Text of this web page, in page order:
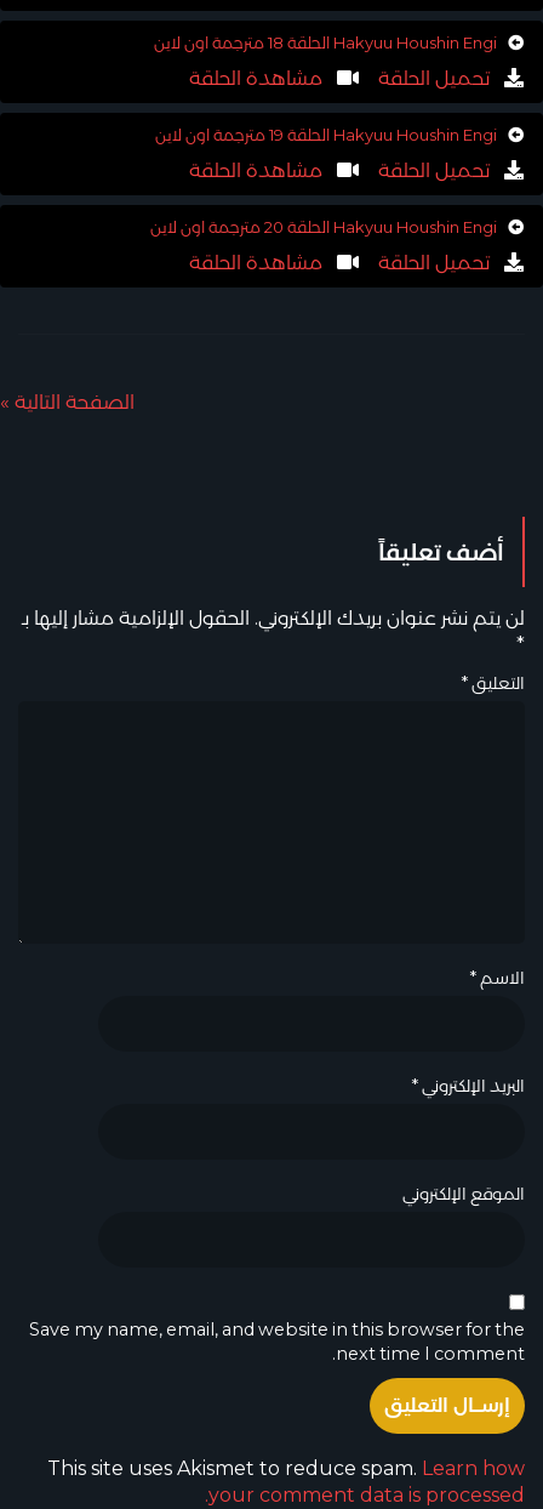
Hakyuu Houshin Engi الحلقة 18 مترجمة اون لاين
تحميل الحلقة مشاهدة الحلقة
Hakyuu Houshin Engi الحلقة 19 مترجمة اون لاين
تحميل الحلقة مشاهدة الحلقة
Hakyuu Houshin Engi الحلقة 20 مترجمة اون لاين
تحميل الحلقة مشاهدة الحلقة
الصفحة التالية »
أضف تعليقاً
لن يتم نشر عنوان بريدك الإلكتروني. الحقول الإلزامية مشار إليها بـ
*
التعليق*
الاسم *
البريد الإلكتروني*
الموقع الإلكتروني
Save my name, email, and website in this browser for the
next time I comment.
This site uses Akismet to reduce spam. Learn how
your comment data is processed.